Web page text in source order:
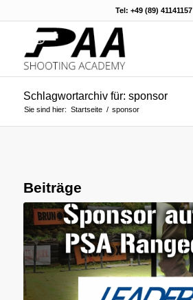
Tel: +49 (89) 41141157
Schlagwortarchiv für: sponsor
Sie sind hier: Startseite / sponsor
Beiträge